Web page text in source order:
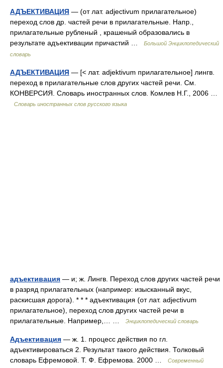
АДЪЕКТИВАЦИЯ — (от лат. adjectivum прилагательное)
переход слов др. частей речи в прилагательные. Напр.,
прилагательные рубленый , крашеный образовались в
результате адъективации причастий …
Большой Энциклопедический
словарь
АДЪЕКТИВАЦИЯ — [< лат. adjektivum прилагательное] лингв.
переход в прилагательные слов других частей речи. См.
КОНВЕРСИЯ. Словарь иностранных слов. Комлев Н.Г., 2006 …
Словарь иностранных слов русского языка
адъективация — и; ж. Лингв. Переход слов других частей речи
в разряд прилагательных (например: изысканный вкус,
раскисшая дорога). * * * адъективация (от лат. adjectivum
прилагательное), переход слов других частей речи в
прилагательные. Например,… …
Энциклопедический словарь
Адъективация — ж. 1. процесс действия по гл.
адъективироваться 2. Результат такого действия. Толковый
словарь Ефремовой. Т. Ф. Ефремова. 2000 …
Современный